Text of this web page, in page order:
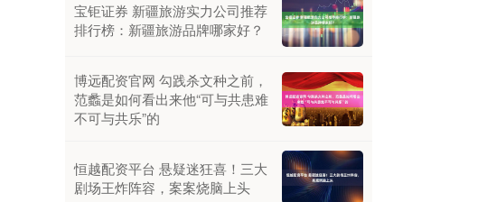
宝钜证券 新疆旅游实力公司推荐
排行榜：新疆旅游品牌哪家好？
博远配资官网 勾践杀文种之前，
范蠡是如何看出来他“可与共患难
不可与共乐”的
恒越配资平台 悬疑迷狂喜！三大
剧场王炸阵容，案案烧脑上头